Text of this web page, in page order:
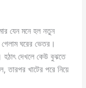
যেন মনে হল নতুন
ঘরের ভেতর।
হঠাৎ দেখলে কেউ বুঝতে
তারপর খাটের পরে নিয়ে